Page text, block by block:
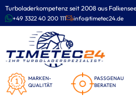
Turboladerkompetenz seit 2008 aus
+49 3322 40 200 111 info@timetec24.de
MARKEN-
QUALITÄT
PASSGENAU
BERATEN
Zum
Inhalt
springen